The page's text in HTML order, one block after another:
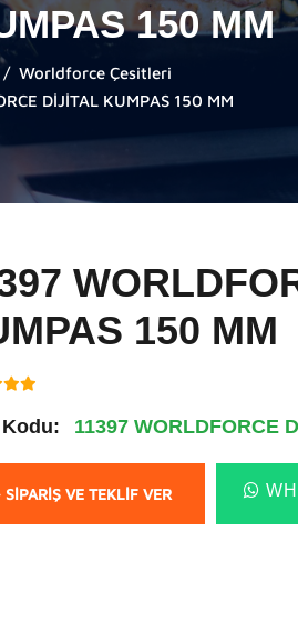
150 MM
Worldforce Çesitleri
DİJİTAL KUMPAS 150 MM
150 MM
11397 WORLDFORCE
SIPARIŞ VE TEKLIF VER